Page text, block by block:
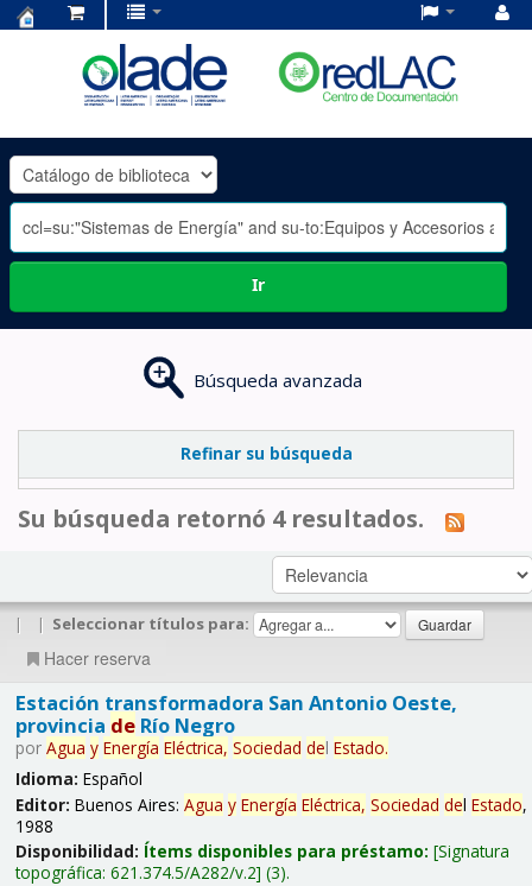
OLADE
-
Ir
Búsqueda avanzada
Refinar su búsqueda
Su búsqueda retornó 4 resultados.
| | Seleccionar títulos para:
Hacer reserva
Estación transformadora San Antonio Oeste,
provincia deRío Negro
por Agua y Energía Eléctrica, Sociedad del Estado.
Idioma: Español
Editor: Buenos Aires: Agua y Energía Eléctrica, Sociedad del Estado,
1988
Disponibilidad: Ítems disponibles para préstamo: Signatura
topográfica: 621.374.5/A282/v.2 (3).